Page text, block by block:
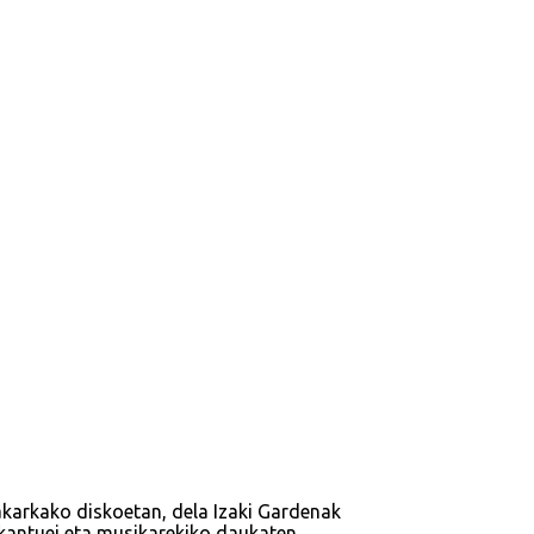
diskoetan, dela Izaki Gardenak